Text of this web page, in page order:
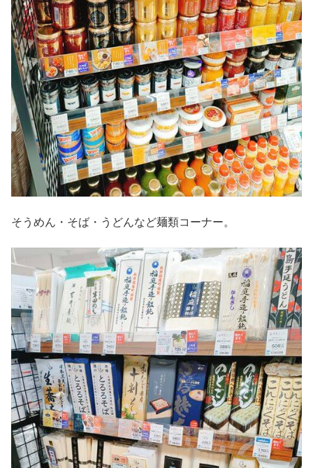
そうめん・そば・うどんなど麺類コーナー。